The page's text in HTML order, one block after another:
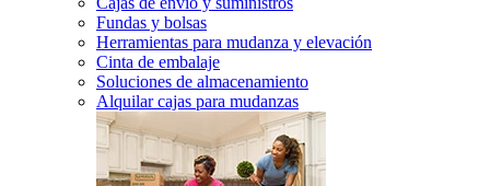
Fundas y bolsas
Herramientas para mudanza y elevación
Cinta de embalaje
Soluciones de almacenamiento
Alquilar cajas para mudanzas